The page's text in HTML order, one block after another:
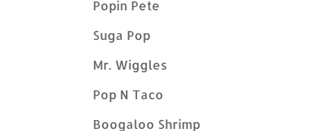
Popin Pete
Suga Pop
Mr. Wiggles
Pop N Taco
Boogaloo Shrimp